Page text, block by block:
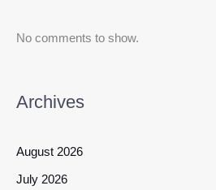
No comments to show.
Archives
August 2026
July 2026